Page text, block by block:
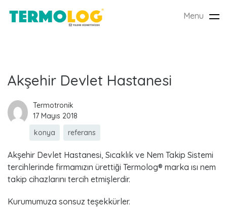
Menu
E
t
i
k
e
t
Akşehir Devlet Hastanesi
Termotronik
17 Mayıs 2018
konya
referans
Akşehir Devlet Hastanesi, Sıcaklık ve Nem Takip Sistemi
tercihlerinde firmamızın ürettiği Termolog® marka ısı nem
takip cihazlarını tercih etmişlerdir.
Kurumumuza sonsuz teşekkürler.